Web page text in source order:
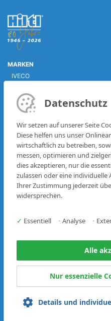
MARKEN
IVECO
MAN
TEILE
WERKSTATT
FINANCE
USED
SERVICE
KONTAKT
DATENSCHUTZ
Datenschutz
Wir setzen auf unserer Seite
Diese helfen uns unser
wirtschaftlich zu betreiben,
messen, optimieren und
dies akzeptieren, nur die
zulassen oder eine individuelle
Ihrer Zustimmung jederzeit
widersprechen.
✓ Essentiell • Analyse •
Alle
Nur essenzielle
Details und